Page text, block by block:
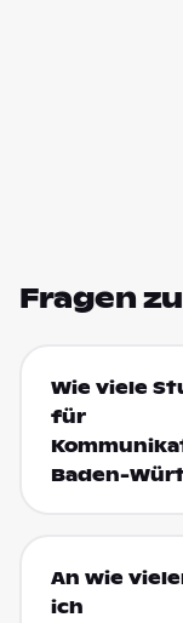
Fragen
Wie viele
für
Baden-
An wie
ich